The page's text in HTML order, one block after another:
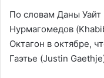
По словам Даны Уайт
Нурмагомедов
Октагон в октябре,
Гаэтье (Justin